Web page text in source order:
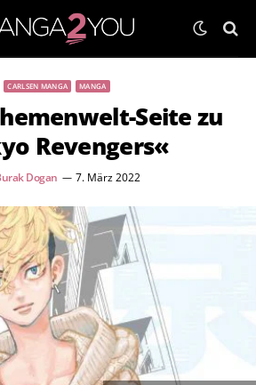
CARLSEN MANGA MANGA
Seite zu
Revengers«
Dogan 7. März 2022